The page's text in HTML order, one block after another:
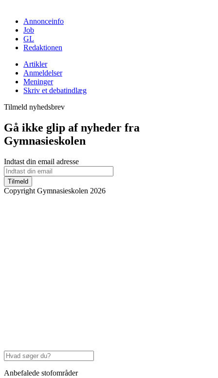
Annonceinfo
Job
GL
Redaktionen
Artikler
Anmeldelser
Meninger
Skriv et debatindlæg
Tilmeld nyhedsbrev
Gå ikke glip af nyheder fra
Gymnasieskolen
Indtast din email adresse
Tilmeld
Copyright Gymnasieskolen 2026
Anbefalede stofområder